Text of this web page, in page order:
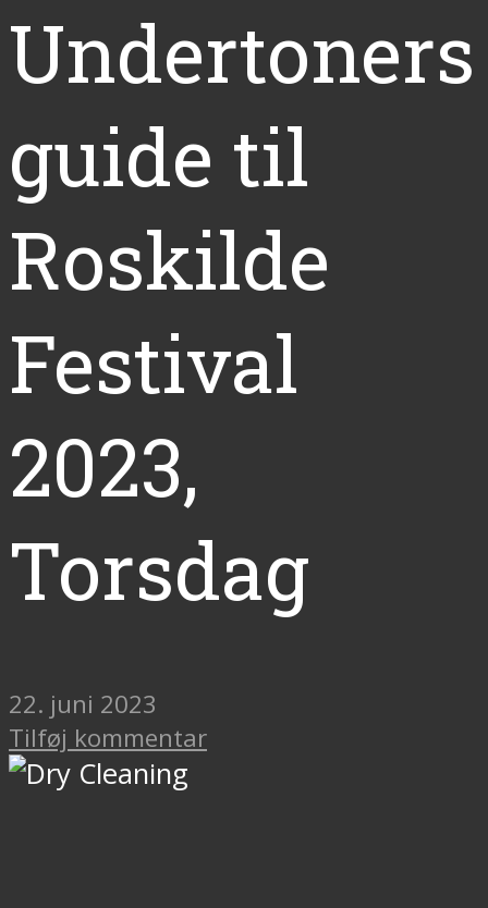
Undertoners
guide til
Roskilde
Festival
2023,
Torsdag
22. juni 2023
Tilføj kommentar